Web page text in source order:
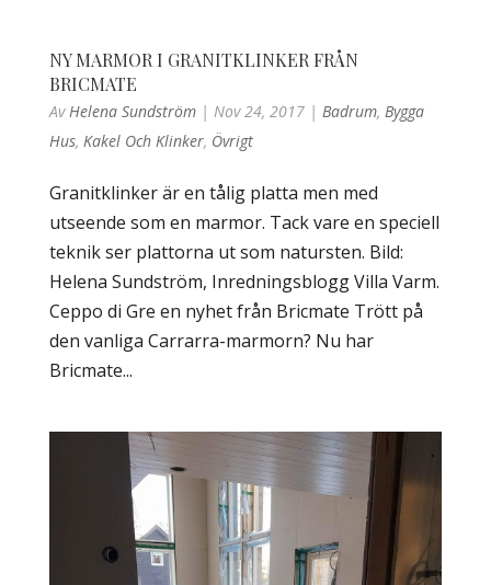
NY MARMOR I GRANITKLINKER FRÅN
BRICMATE
Av Helena Sundström| Nov 24, 2017| Badrum, Bygga
Hus, Kakel Och Klinker, Övrigt
Granitklinker är en tålig platta men med
utseende som en marmor. Tack vare en speciell
teknik ser plattorna ut som natursten. Bild:
Helena Sundström, Inredningsblogg Villa Varm.
Ceppo di Gre en nyhet från Bricmate Trött på
den vanliga Carrarra-marmorn? Nu har
Bricmate...